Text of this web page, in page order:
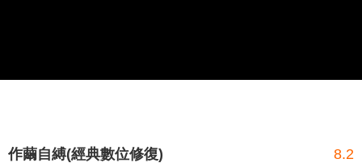
作繭自縛(經典數位修復) 8.2